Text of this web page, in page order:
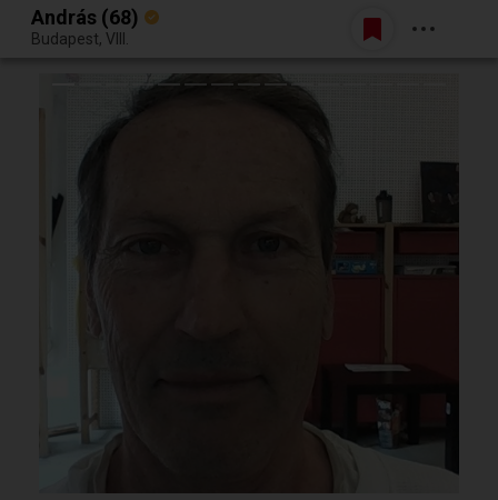
Egy jó randiból bármi lehet.
Belépés
András (68)
Budapest, VIII.